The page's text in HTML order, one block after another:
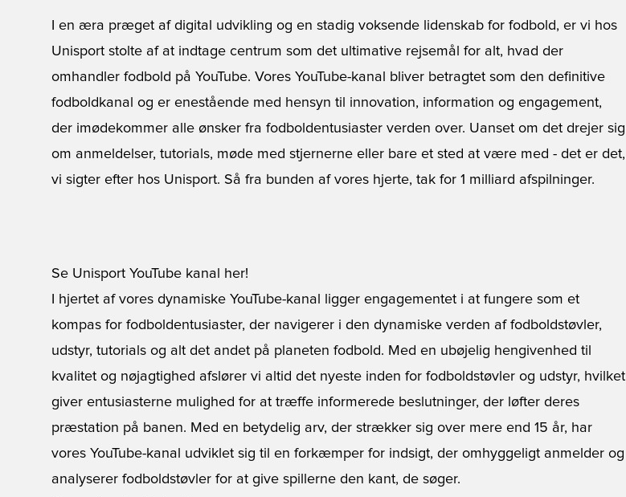
I en æra præget af digital udvikling og en stadig voksende lidenskab for fodbold, er vi hos
Unisport stolte af at indtage centrum som det ultimative rejsemål for alt, hvad der
omhandler fodbold på YouTube. Vores YouTube-kanal bliver betragtet som den definitive
fodboldkanal og er enestående med hensyn til innovation, information og engagement,
der imødekommer alle ønsker fra fodboldentusiaster verden over. Uanset om det drejer sig
om anmeldelser, tutorials, møde med stjernerne eller bare et sted at være med - det er det,
vi sigter efter hos Unisport. Så fra bunden af vores hjerte, tak for 1 milliard afspilninger.
Se Unisport YouTube kanal her!
I hjertet af vores dynamiske YouTube-kanal ligger engagementet i at fungere som et
kompas for fodboldentusiaster, der navigerer i den dynamiske verden af fodboldstøvler,
udstyr, tutorials og alt det andet på planeten fodbold. Med en ubøjelig hengivenhed til
kvalitet og nøjagtighed afslører vi altid det nyeste inden for fodboldstøvler og udstyr, hvilket
giver entusiasterne mulighed for at træffe informerede beslutninger, der løfter deres
præstation på banen. Med en betydelig arv, der strækker sig over mere end 15 år, har
vores YouTube-kanal udviklet sig til en forkæmper for indsigt, der omhyggeligt anmelder og
analyserer fodboldstøvler for at give spillerne den kant, de søger.